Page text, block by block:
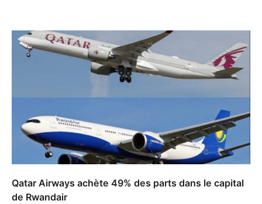
Qatar Airways achète 49% des parts dans le capital
de Rwandair